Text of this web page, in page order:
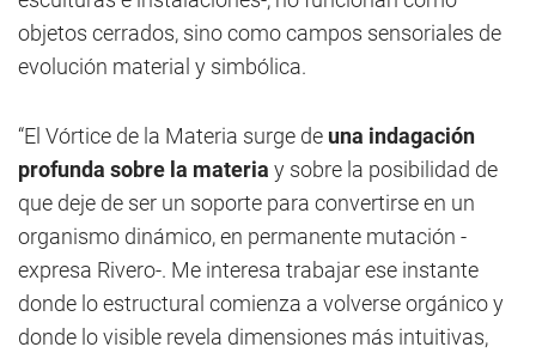
objetos cerrados, sino como campos sensoriales de
evolución material y simbólica.
“El Vórtice de la Materia surge de una indagación
profunda sobre la materia y sobre la posibilidad de
que deje de ser un soporte para convertirse en un
organismo dinámico, en permanente mutación -
expresa Rivero-. Me interesa trabajar ese instante
donde lo estructural comienza a volverse orgánico y
donde lo visible revela dimensiones más intuitivas,